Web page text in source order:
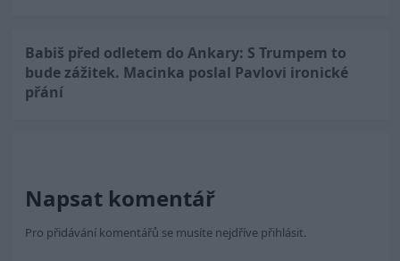
Babiš před odletem do Ankary: S Trumpem to
bude zážitek. Macinka poslal Pavlovi ironické
přání
Napsat komentář
Pro přidávání komentářů se musíte nejdříve přihlásit.